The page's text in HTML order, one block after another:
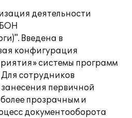
деятельности
Введена в
конфигурация
системы программ
сотрудников
первичной
прозрачным и
документооборота